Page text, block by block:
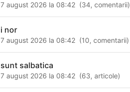
7 august 2026 la 08:42 (34,comentarii)
i nor
7 august 2026 la 08:42 (10,comentarii)
sunt salbatica
7 august 2026 la 08:42 (63,articole)